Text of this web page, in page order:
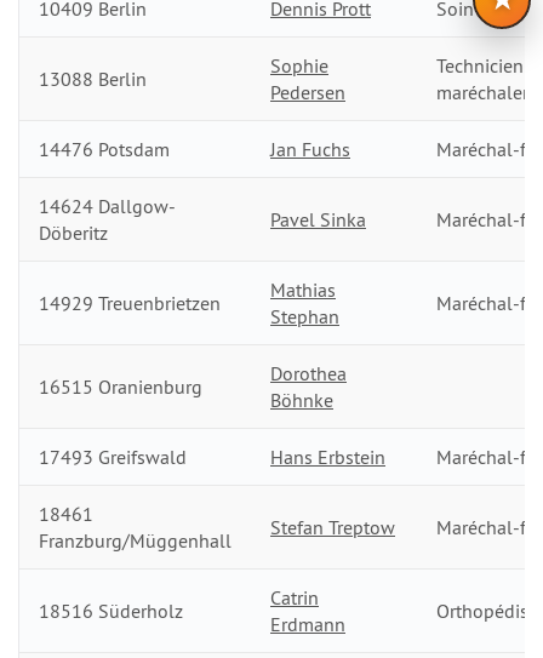
10409 Berlin Dennis Prott Soin des
13088 Berlin
Sophie
Pedersen
maréchalerie
14476 Potsdam Jan Fuchs Maréchal-
14624 Dallgow-
Döberitz
Pavel Sinka Maréchal-
14929 Treuenbrietzen
Mathias
Stephan
Maréchal-
16515 Oranienburg
Dorothea
Böhnke
17493 Greifswald Hans Erbstein Maréchal-
18461
Franzburg/Müggenhall
Stefan Treptow Maréchal-
18516 Süderholz
Catrin
Erdmann